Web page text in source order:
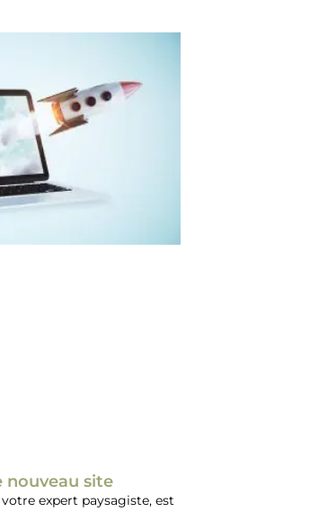
nouveau site
expert paysagiste, est